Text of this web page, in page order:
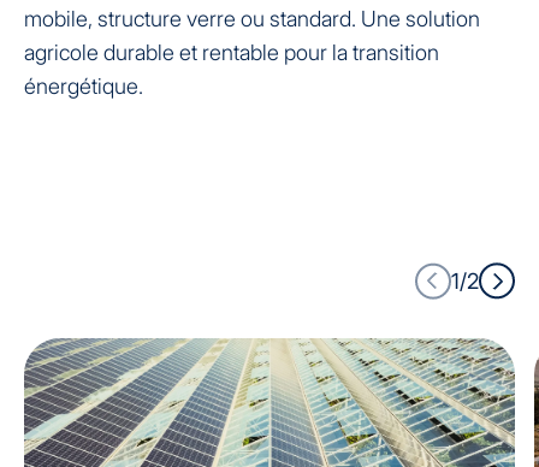
mobile, structure verre ou standard. Une solution
agricole durable et rentable pour la transition
énergétique.
1/2